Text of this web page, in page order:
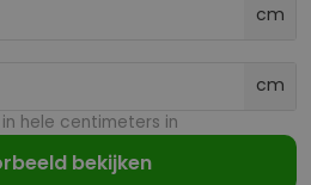
cm
cm
hele centimeters in
bekijken